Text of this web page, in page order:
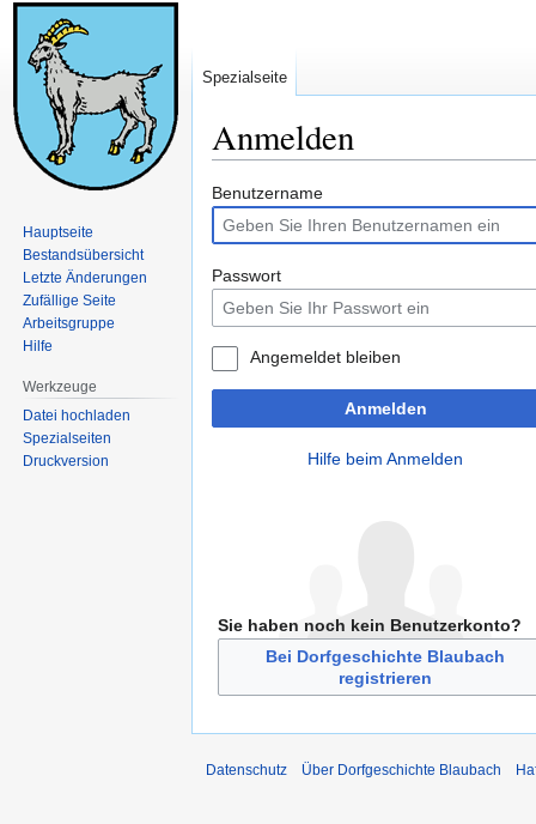
Anmelden
Zur
Navigation
springen
Zur
Suche
springen
Benutzername
Passwort
Angemeldet bleiben
Anmelden
Hilfe beim Anmelden
Sie haben noch kein Benutzerkonto?
Bei Dorfgeschichte Blaubach
registrieren
Spezialseite
Hauptseite
Bestandsübersicht
Letzte Änderungen
Zufällige Seite
Arbeitsgruppe
Hilfe
Werkzeuge
Datei hochladen
Spezialseiten
Druckversion
Datenschutz Über Dorfgeschichte Blaubach